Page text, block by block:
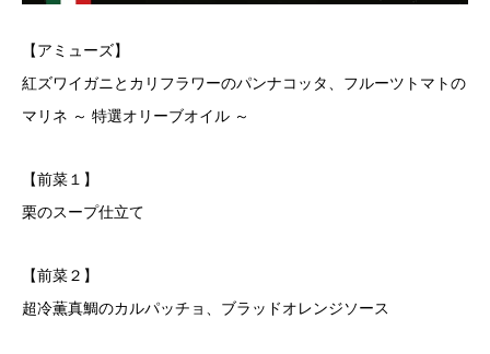
【アミューズ】
紅ズワイガニとカリフラワーのパンナコッタ、フルーツトマトの
マリネ ～ 特選オリーブオイル ～
【前菜１】
栗のスープ仕立て
【前菜２】
超冷薫真鯛のカルパッチョ、ブラッドオレンジソース